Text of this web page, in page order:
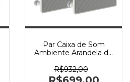
Par Caixa de Som
Ambiente Arandela de
Branca 2x 140W
R$932,00